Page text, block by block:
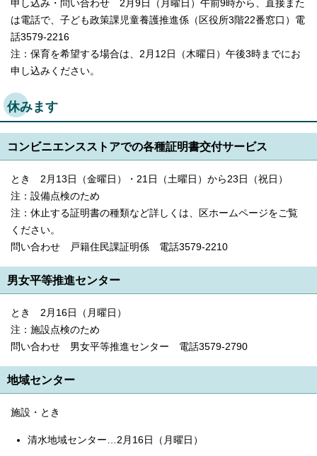
申し込み・問い合わせ 2月9日（月曜日）午前9時から、直接また
は電話で、子ども政策課児童養護推進係（区役所3階22番窓口）電
話3579-2216
注：保育を希望する場合は、2月12日（木曜日）午後3時までにお
申し込みください。
休みます
コンビニエンスストアでの各種証明書交付サービス
とき 2月13日（金曜日）・21日（土曜日）から23日（祝日）
注：設備点検のため
注：休止する証明書の種類など詳しくは、区ホームページをご覧
ください。
問い合わせ 戸籍住民課証明係 電話3579-2210
男女平等推進センター
とき 2月16日（月曜日）
注：施設点検のため
問い合わせ 男女平等推進センター 電話3579-2790
地域センター
施設・とき
清水地域センター…2月16日（月曜日）